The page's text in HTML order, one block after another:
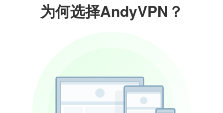
为何选择AndyVPN？